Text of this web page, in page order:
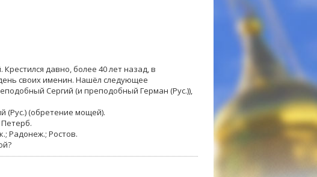
давно, более 40 лет назад, в
своих именин. Нашёл следующее
Сергий (и преподобный Герман (Рус.)),
(Рус.) (обретение мощей).
Радонеж.; Ростов.